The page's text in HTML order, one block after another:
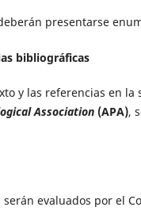
presentarse
bibliográficas
y las referencias en la
Association (APA),
serán evaluados por el